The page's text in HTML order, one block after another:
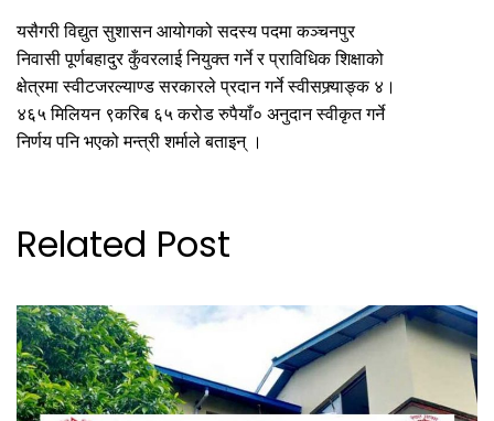
यसैगरी विद्युत सुशासन आयोगको सदस्य पदमा कञ्चनपुर
निवासी पूर्णबहादुर कुँवरलाई नियुक्त गर्ने र प्राविधिक शिक्षाको
क्षेत्रमा स्वीटजरल्याण्ड सरकारले प्रदान गर्ने स्वीसफ्र्याङ्क ४।
४६५ मिलियन ९करिब ६५ करोड रुपैयाँ० अनुदान स्वीकृत गर्ने
निर्णय पनि भएको मन्त्री शर्माले बताइन् ।
Related Post